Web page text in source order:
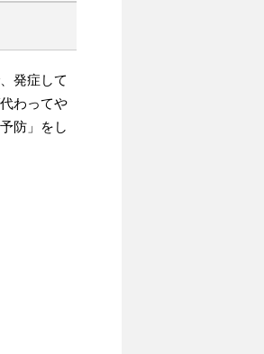
発症して
わってや
防」をし